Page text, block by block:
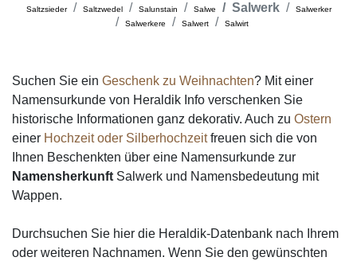
Saltzsieder Saltzwedel Salunstain Salwe Salwerk
Salwerker
Salwerkere
Salwert Salwirt
Suchen Sie ein Geschenk zu Weihnachten? Mit einer
Namensurkunde von Heraldik Info verschenken Sie
historische Informationen ganz dekorativ. Auch zu Ostern
einer Hochzeit oder Silberhochzeitfreuen sich die von
Ihnen Beschenkten über eine Namensurkunde zur
Namensherkunft Salwerk und Namensbedeutung mit
Wappen.
Durchsuchen Sie hier die Heraldik-Datenbank nach Ihrem
oder weiteren Nachnamen. Wenn Sie den gewünschten